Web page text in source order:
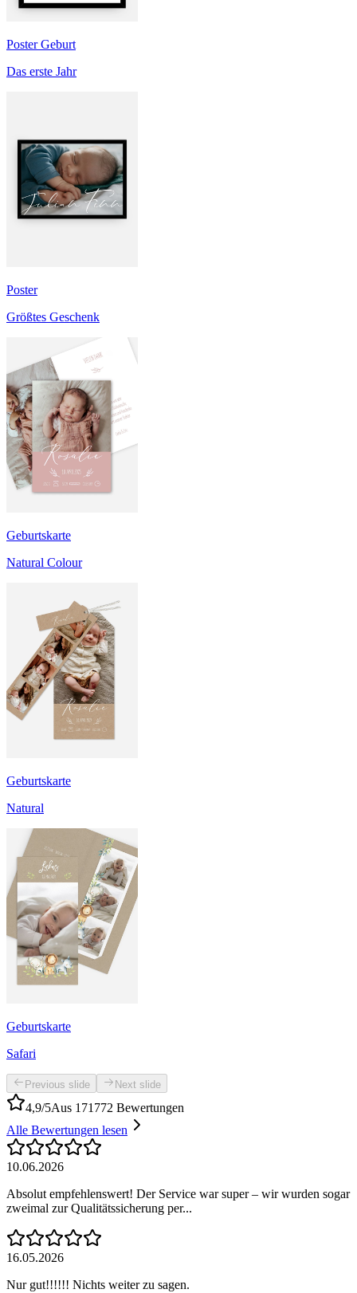
Poster Geburt
Das erste Jahr
Poster
Größtes Geschenk
Geburtskarte
Natural Colour
Geburtskarte
Natural
Geburtskarte
Safari
Previous slide Next slide
4,9/5Aus 171772 Bewertungen
Alle Bewertungen lesen
10.06.2026
Absolut empfehlenswert! Der Service war super – wir wurden sogar
zweimal zur Qualitätssicherung per...
16.05.2026
Nur gut!!!!!! Nichts weiter zu sagen.